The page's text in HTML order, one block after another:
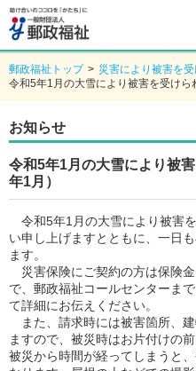
郵政福祉トップ > 災害により被害を
令和5年1月の大雪により被害を受けら
お知らせ
令和5年1月の大雪により被
年1月）
令和5年1月の大雪により被害
い申し上げますとともに、一日
ます。
災害保険にご契約の方は保険
で、郵政福祉コールセンターま
て詳細にお伝えください。
また、請求時には被害箇所、
ますので、被災時はお片付けの
被災から時間が経ってしまうと